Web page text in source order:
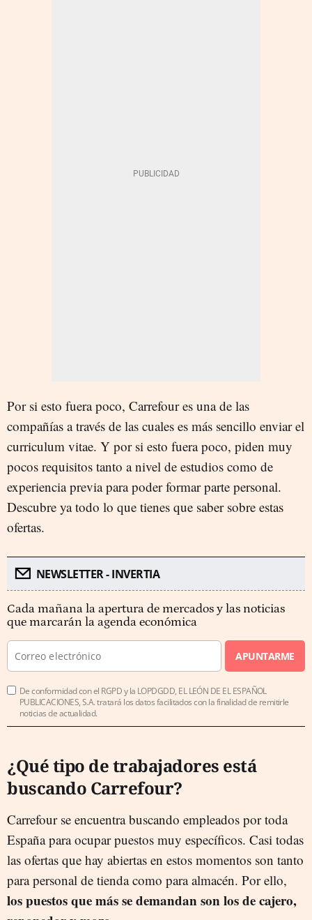
Por si esto fuera poco, Carrefour es una de las
compañías a través de las cuales es más sencillo enviar el
curriculum vitae. Y por si esto fuera poco, piden muy
pocos requisitos tanto a nivel de estudios como de
experiencia previa para poder formar parte personal.
Descubre ya todo lo que tienes que saber sobre estas
ofertas.
NEWSLETTER - INVERTIA
Cada mañana la apertura de mercados y las noticias
que marcarán la agenda económica
APUNTARME
De conformidad con el RGPD y la LOPDGDD, EL LEÓN DE EL ESPAÑOL
PUBLICACIONES, S.A. tratará los datos facilitados con la finalidad de remitirle
noticias de actualidad.
¿Qué tipo de trabajadores está
buscando Carrefour?
Carrefour se encuentra buscando empleados por toda
España para ocupar puestos muy específicos. Casi todas
las ofertas que hay abiertas en estos momentos son tanto
para personal de tienda como para almacén. Por ello,
los puestos que más se demandan son los de cajero,